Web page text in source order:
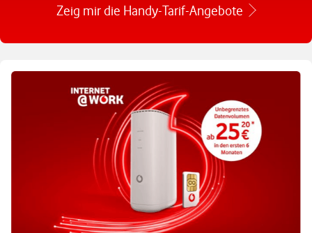
Zeig mir die Handy-Tarif-Angebote